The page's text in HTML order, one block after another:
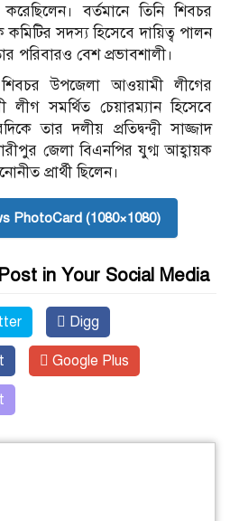
বর্তমানে তিনি শিবচর
সদস্য হিসেবে দায়িত্ব পালন
পরিবারও বেশ প্রভাবশালী।
উপজেলা আওয়ামী লীগের
সমর্থিত চেয়ারম্যান হিসেবে
তার দলীয় প্রতিদ্বন্দ্বী সাজ্জাদ
জেলা বিএনপির যুগ্ম আহ্বায়ক
প্রার্থী ছিলেন।
PhotoCard (1080×1080)
in Your Social Media
Digg
Google Plus